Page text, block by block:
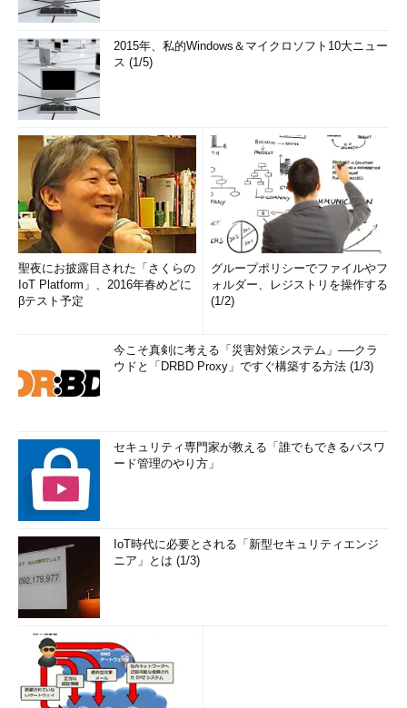
2015年、私的Windows＆マイクロソフト10大ニュー
ス (1/5)
聖夜にお披露目された「さくらの
IoT Platform」、2016年春めどに
βテスト予定
グループポリシーでファイルやフ
ォルダー、レジストリを操作する
(1/2)
今こそ真剣に考える「災害対策システム」──クラ
ウドと「DRBD Proxy」ですぐ構築する方法 (1/3)
セキュリティ専門家が教える「誰でもできるパスワ
ード管理のやり方」
IoT時代に必要とされる「新型セキュリティエンジ
ニア」とは (1/3)